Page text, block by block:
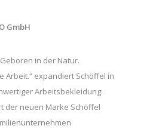
GmbH
in der Natur.
Arbeit.“ expandiert Schöffel in
Arbeitsbekleidung:
der neuen Marke Schöffel